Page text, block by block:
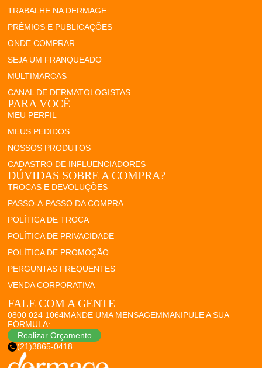
TRABALHE NA DERMAGE
PRÊMIOS E PUBLICAÇÕES
ONDE COMPRAR
SEJA UM FRANQUEADO
MULTIMARCAS
CANAL DE DERMATOLOGISTAS
PARA VOCÊ
MEU PERFIL
MEUS PEDIDOS
NOSSOS PRODUTOS
CADASTRO DE INFLUENCIADORES
DÚVIDAS SOBRE A COMPRA?
TROCAS E DEVOLUÇÕES
PASSO-A-PASSO DA COMPRA
POLÍTICA DE TROCA
POLÍTICA DE PRIVACIDADE
POLÍTICA DE PROMOÇÃO
PERGUNTAS FREQUENTES
VENDA CORPORATIVA
FALE COM A GENTE
0800 024 1064MANDE UMA MENSAGEMMANIPULE A SUA
FÓRMULA:
Realizar Orçamento
(21)3865-0418